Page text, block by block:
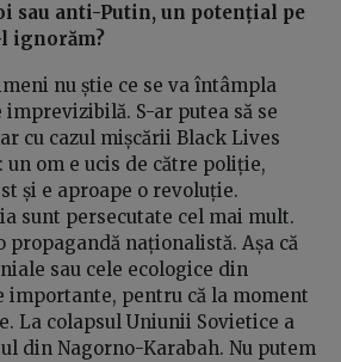
sau anti-Putin, un potențial pe
ignorăm?
nu știe ce se va întâmpla
imprevizibilă. S-ar putea să se
cu cazul mișcării Black Lives
om e ucis de către poliție,
și e aproape o revoluție.
sunt persecutate cel mai mult.
propagandă naționalistă. Așa că
sau cele ecologice din
importante, pentru că la moment
La colapsul Uniunii Sovietice a
din Nagorno-Karabah. Nu putem